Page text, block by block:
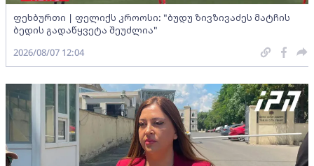
ფეხბურთი | ფელიქს კროოსი: "ბუდუ ზივზივაძეს მატჩის
ბედის გადაწყვეტა შეუძლია"
2026/08/07 12:04